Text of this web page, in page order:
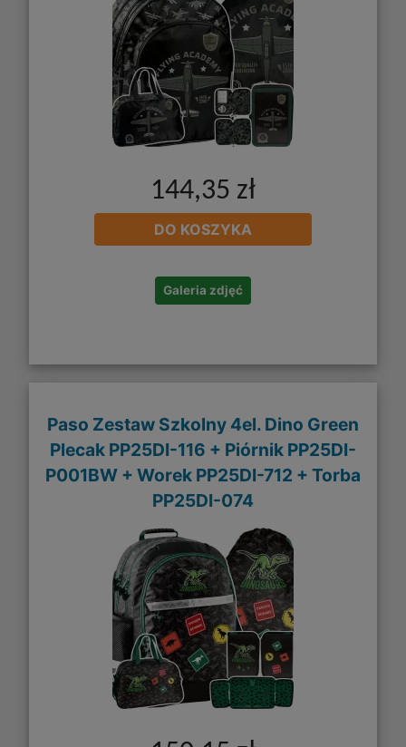
144,35 zł
DO KOSZYKA
Galeria zdjęć
Paso Zestaw Szkolny 4el. Dino Green
Plecak PP25DI-116 + Piórnik PP25DI-
P001BW + Worek PP25DI-712 + Torba
PP25DI-074